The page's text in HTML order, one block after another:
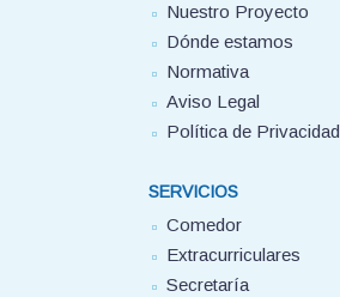
Nuestro Proyecto
Dónde estamos
Normativa
Aviso Legal
Política de Privacidad
SERVICIOS
Comedor
Extracurriculares
Secretaría